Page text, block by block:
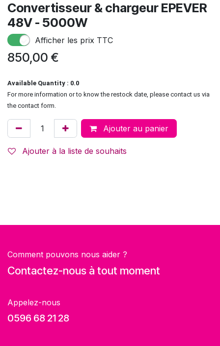
Convertisseur & chargeur EPEVER
48V - 5000W
Afficher les prix TTC
850,00 €
Available Quantity : 0.0
For more information or to know the restock date, please contact us via
the contact form.
Ajouter au panier
Ajouter à la liste de souhaits
Comment pouvons nous aider ?
Contactez-nous à tout moment
Appelez-nous
0596 68 21 28